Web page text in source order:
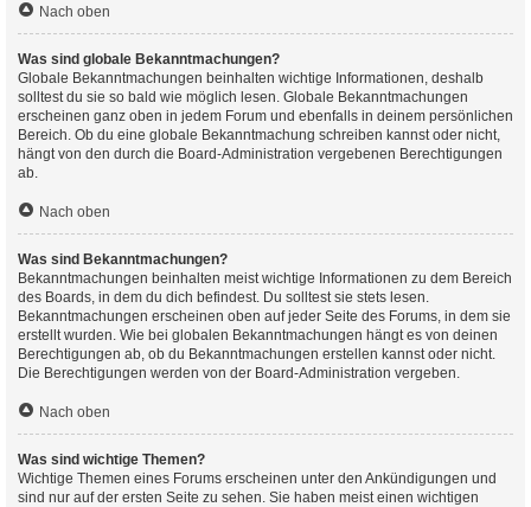
Nach oben
Was sind globale Bekanntmachungen?
Globale Bekanntmachungen beinhalten wichtige Informationen, deshalb
solltest du sie so bald wie möglich lesen. Globale Bekanntmachungen
erscheinen ganz oben in jedem Forum und ebenfalls in deinem persönlichen
Bereich. Ob du eine globale Bekanntmachung schreiben kannst oder nicht,
hängt von den durch die Board-Administration vergebenen Berechtigungen
ab.
Nach oben
Was sind Bekanntmachungen?
Bekanntmachungen beinhalten meist wichtige Informationen zu dem Bereich
des Boards, in dem du dich befindest. Du solltest sie stets lesen.
Bekanntmachungen erscheinen oben auf jeder Seite des Forums, in dem sie
erstellt wurden. Wie bei globalen Bekanntmachungen hängt es von deinen
Berechtigungen ab, ob du Bekanntmachungen erstellen kannst oder nicht.
Die Berechtigungen werden von der Board-Administration vergeben.
Nach oben
Was sind wichtige Themen?
Wichtige Themen eines Forums erscheinen unter den Ankündigungen und
sind nur auf der ersten Seite zu sehen. Sie haben meist einen wichtigen